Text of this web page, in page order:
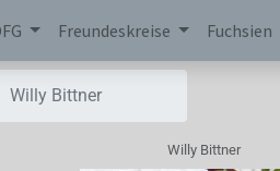
Freundeskreise Fuchsien
Willy Bittner
Willy Bittner